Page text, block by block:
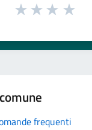
frequenti